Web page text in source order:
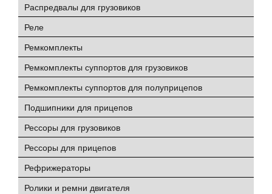
Распредвалы для грузовиков
Реле
Ремкомплекты
Ремкомплекты суппортов для грузовиков
Ремкомплекты суппортов для полуприцепов
Подшипники для прицепов
Рессоры для грузовиков
Рессоры для прицепов
Рефрижераторы
Ролики и ремни двигателя